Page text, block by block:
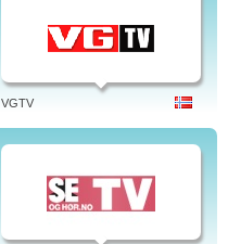
VGTV